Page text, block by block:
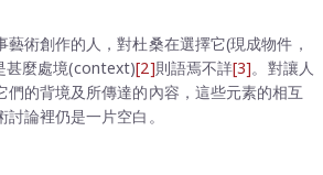
術創作的人，對杜桑在選擇它(現成物件，
甚麼處境(context)[2]則語焉不詳[3]。對讓人
們的背境及所傳達的內容，這些元素的相互
論裡仍是一片空白。